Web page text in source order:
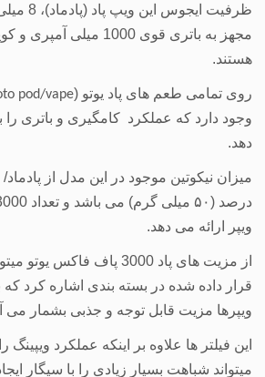
ظرفیت
مجهز به باتری قوی 1000
هستند.
روی تمامی طعم های پاد یوتو (pod/vape
وجود دارد که عملکرد کامگیری و باتری
دهد.
درصد (۵۰
ویپر ارائه می دهد.
قرار داده شده در بسته بندی اشاره کرد که
ویپرها مزیت قابل توجه و جذبی بشمار می
این فیلتر ها علاوه بر اینکه عملکرد ویپینگ
میتواند شباهت بسیار زیادی را با سیگار